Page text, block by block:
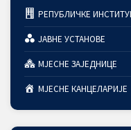
РЕПУБЛИЧКЕ
ЈАВНЕ УСТАНОВЕ
МЈЕСНЕ ЗАЈЕДНИЦЕ
МЈЕСНЕ КАНЦЕЛАРИЈЕ